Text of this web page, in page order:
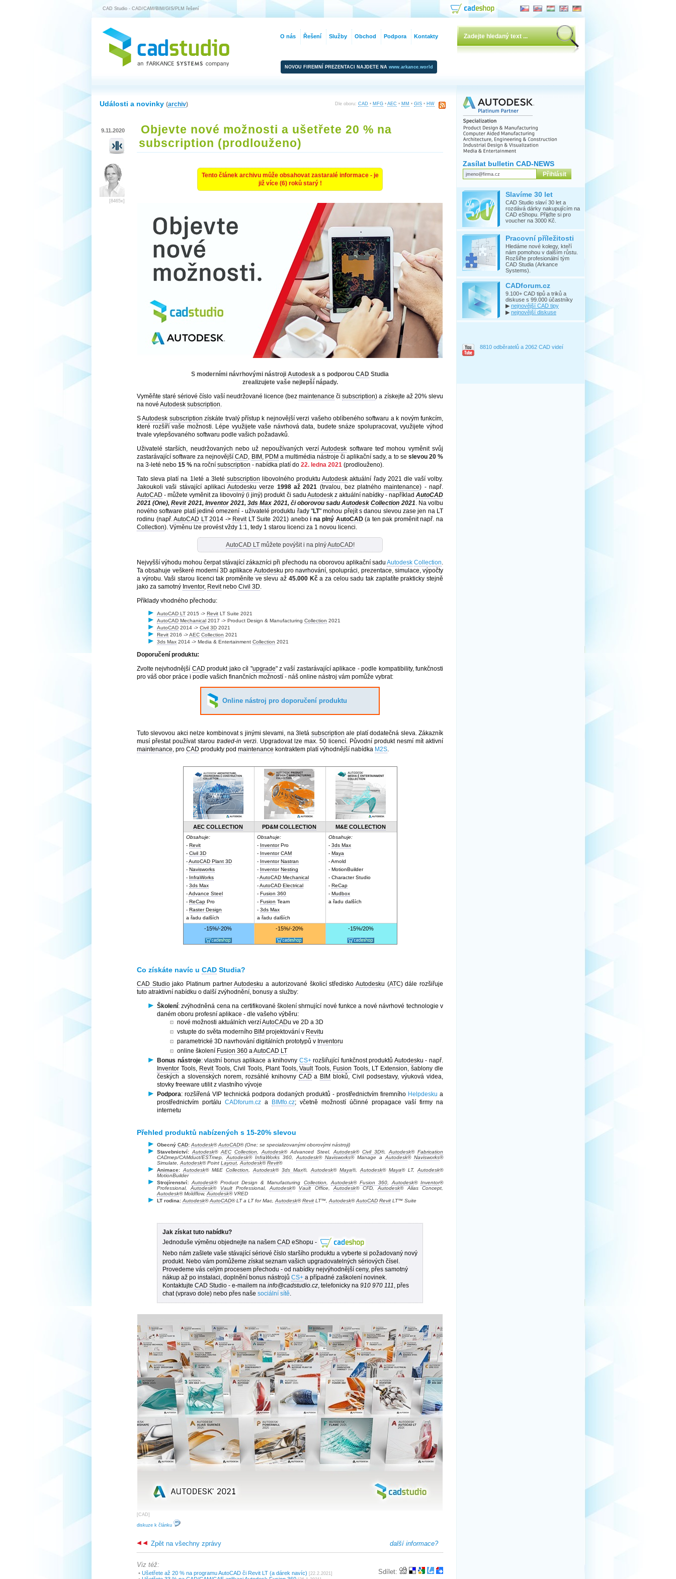
CAD Studio - CAD/CAM/BIM/GIS/PLM řešení
NOVOU FIREMNÍ PREZENTACI NAJDETE NA www.arkance.world
Dle oboru: CAD • MFG • AEC • MM • GIS • HW
Události a novinky (archiv)
9.11.2020
[8465x]
Objevte nové možnosti a ušetřete 20 % na
subscription (prodlouženo)
Tento článek archivu může obsahovat zastaralé informace - je
již více (6) roků starý !
S moderními návrhovými nástroji Autodesk a s podporou CAD Studia
zrealizujete vaše nejlepší nápady.
Vyměňte staré sériové číslo vaší neudržované licence (bezmaintenance čisubscription) a získejte až 20% slevu
na nové Autodesk subscription.
SAutodesk subscription získáte trvalý přístup k nejnovější verzi vašeho oblíbeného softwaru a k novým funkcím,
které rozšíří vaše možnosti. Lépe využijete vaše návrhová data, budete snáze spolupracovat, využijete výhod
trvale vylepšovaného softwaru podle vašich požadavků.
Uživatelé starších, neudržovaných nebo už nepoužívaných verzíAutodesk software teď mohou vyměnit svůj
zastarávající software za nejnovějšíCAD, BIM , PDM a multimédia nástroje či aplikační sady, a to se slevou 20 %
na 3-leté nebo 15 % na roční subscription - nabídka platí do 22. ledna 2021 (prodlouženo).
Tato sleva platí na 1leté a 3leté subscription libovolného produktuAutodesk aktuální řady 2021 dle vaší volby.
Jakoukoli vaši stávající aplikaciAutodesku verze 1998 až 2021 (trvalou, bez platnéhomaintenance) - např.
AutoCAD - můžete vyměnit za libovolný (i jiný) produkt či sadu Autodeskz aktuální nabídky - napříkladAutoCAD
2021 (One),Revit2021, Inventor2021,3ds Max 2021, či oborovou saduAutodesk Collection 2021. Na volbu
nového software platí jediné omezení - uživatelé produktu řady "LT" mohou přejít s danou slevou zase jen na LT
rodinu (např.AutoCAD LT2014 -> RevitLT Suite 2021) aneboi na plný AutoCAD(a ten pak proměnit např. na
Collection). Výměnu lze provést vždy 1:1, tedy 1 starou licenci za 1 novou licenci.
AutoCAD LTmůžete povýšit i na plnýAutoCAD!
Nejvyšší výhodu mohou čerpat stávající zákazníci při přechodu na oborovou aplikační sadu Autodesk Collection.
Ta obsahuje veškeré moderní 3D aplikace Autodesku pro navrhování, spolupráci, prezentace, simulace, výpočty
a výrobu. Vaši starou licenci tak proměníte ve slevu až 45.000 Kča za celou sadu tak zaplatíte prakticky stejně
jako za samotný Inventor, Revitnebo Civil 3D.
Příklady vhodného přechodu:
AutoCAD LT 2015 -> Revit LT Suite 2021
AutoCAD Mechanical 2017 -> Product Design & Manufacturing Collection 2021
AutoCAD 2014 -> Civil 3D 2021
Revit 2016 ->AEC Collection 2021
3ds Max 2014 -> Media & Entertainment Collection 2021
Doporučení produktu:
Zvolte nejvhodnější CAD produkt jako cíl "upgrade" z vaší zastarávající aplikace - podle kompatibility, funkčnosti
pro váš obor práce i podle vašich finančních možností - náš online nástroj vám pomůže vybrat:
Online nástroj pro doporučení produktu
Tuto slevovou akci nelze kombinovat s jinými slevami, na 3letá subscription ale platí dodatečná sleva. Zákazník
musí přestat používat starou traded-in verzi. Upgradovat lze max. 50 licencí. Původní produkt nesmí mít aktivní
maintenance, pro CAD produkty pod maintenance kontraktem platí výhodnější nabídka M2S.
AEC COLLECTION PD&M COLLECTION M&E COLLECTION
Obsahuje:
- Revit
- Civil 3D
-AutoCAD Plant 3D
- Navisworks
- InfraWorks
- 3ds Max
-Advance Steel
- ReCapPro
- Raster Design
a řadu dalších
Obsahuje:
- InventorPro
- Inventor CAM
- Inventor Nastran
- Inventor Nesting
-AutoCAD Mechanical
-AutoCAD Electrical
- Fusion 360
- Fusion Team
- 3ds Max
a řadu dalších
Obsahuje:
- 3ds Max
- Maya
- Arnold
- MotionBuilder
- Character Studio
- ReCap
- Mudbox
a řadu dalších
-15%/-20% -15%/-20% -15%/20%
Co získáte navíc u CAD Studia?
CAD Studiojako Platinum partnerAutodesku a autorizované školicí středisko Autodesku (ATC) dále rozšiřuje
tuto atraktivní nabídku o další zvýhodnění, bonusy a služby:
Školení: zvýhodněná cena na certifikované školení shrnující nové funkce a nové návrhové technologie v
daném oboru profesní aplikace - dle vašeho výběru:
nové možnosti aktuálních verzíAutoCADu ve 2D a 3D
vstupte do světa moderního BIM projektování v Revitu
parametrické 3D navrhování digitálních prototypů v Inventoru
online školení Fusion 360 aAutoCAD LT
Bonus nástroje: vlastní bonus aplikace a knihovny CS+rozšiřující funkčnost produktů Autodesku - např.
Inventor Tools, RevitTools, Civil Tools, Plant Tools,VaultTools, Fusion Tools, LT Extension, šablony dle
českých a slovenských norem, rozsáhlé knihovny CAD a BIM bloků, Civil podsestavy, výuková videa,
stovky freeware utilit z vlastního vývoje
Podpora: rozšířená VIP technická podpora dodaných produktů - prostřednictvím firemního Helpdesku a
prostřednictvím portálu CADforum.cz a BIMfo.cz; včetně možností účinné propagace vaší firmy na
internetu
Přehled produktů nabízených s 15-20% slevou
Obecný CAD: Autodesk®AutoCAD® (One; se specializovanými oborovými nástroji)
Stavebnictví: Autodesk® AEC Collection Autodesk® Advanced Steel, Autodesk® Civil 3D®, Autodesk® Fabrication
CADmep/CAMduct/ESTmep, Autodesk® InfraWorks 360, Autodesk® Navisworks® Manage a Autodesk® Navisworks®
Simulate, Autodesk® Point Layout Autodesk®Revit®
Animace: Autodesk® M&E Collection Autodesk® 3ds Max®, Autodesk® Maya®, Autodesk® Maya® LT, Autodesk®
MotionBuilder
Strojírenství: Autodesk® Product Design & Manufacturing Collection Autodesk® Fusion 360, Autodesk®Inventor®
Professional,Autodesk® VaultProfessional,Autodesk® Vault Office, Autodesk® CFD,Autodesk® Alias Concept,
Autodesk® Moldflow, Autodesk® VRED
LT rodina: Autodesk®AutoCAD® LT a LT for Mac, Autodesk®Revit LT™, Autodesk®AutoCAD Revit LT™ Suite
Jak získat tuto nabídku?
Jednoduše výměnu objednejte na našem CAD eShopu -
Nebo nám zašlete vaše stávající sériové číslo staršího produktu a vyberte si požadovaný nový
produkt. Nebo vám pomůžeme získat seznam vašich upgradovatelných sériových čísel.
Provedeme vás celým procesem přechodu - od nabídky nejvýhodnější ceny, přes samotný
nákup až po instalaci, doplnění bonus nástrojů CS+a případné zaškolení novinek.
Kontaktujte CAD Studio- e-mailem na info@cadstudio.cz, telefonicky na 910 970 111, přes
chat (vpravo dole) nebo přes naše sociální sítě.
[CAD]
diskuze k článku
další informace?
Zpět na všechny zprávy
Sdílet:
Viz též:
• Ušetřete až 20 % na programu AutoCAD či Revit LT (a dárek navíc) [22.2.2021]
Zasílat bulletin CAD-NEWS
Slavíme 30 let
CAD Studio slaví 30 let a
rozdává dárky nakupujícím na
CAD eShopu. Přijďte si pro
voucher na 3000 Kč.
Pracovní příležitosti
Hledáme nové kolegy, kteří
nám pomohou v dalším růstu.
Rozšiřte profesionální tým
CAD Studia (Arkance
Systems).
CADforum.cz
9.100+ CAD tipů a triků a
diskuse s 99.000 účastníky
▶ nejnovější CAD tipy
▶ nejnovější diskuse
8810 odběratelů a 2062 CAD videí
O nás Řešení Služby Obchod Podpora Kontakty